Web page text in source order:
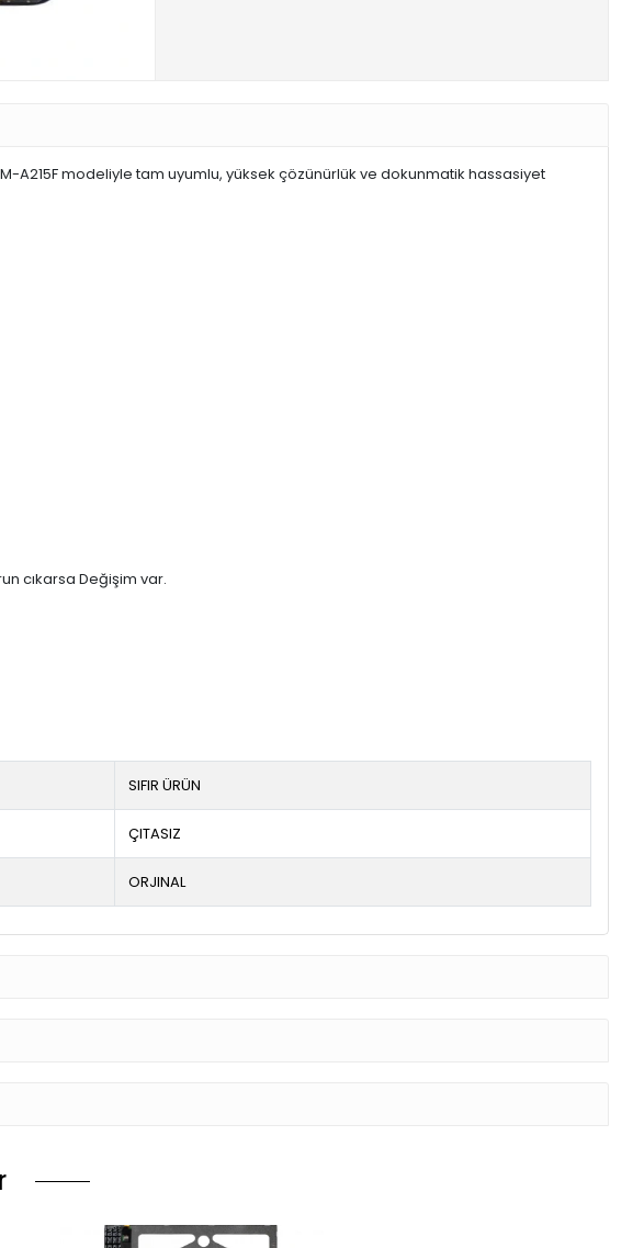
A215F modeliyle tam uyumlu, yüksek çözünürlük ve dokunmatik hassasiyet
cıkarsa Değişim var.
SIFIR ÜRÜN
ÇITASIZ
ORJINAL